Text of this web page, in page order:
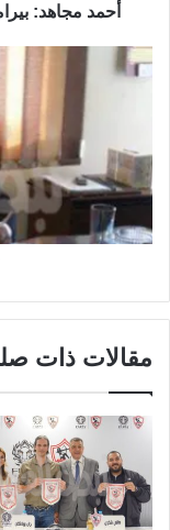
أحمد مجاهد:
مقالات ذات